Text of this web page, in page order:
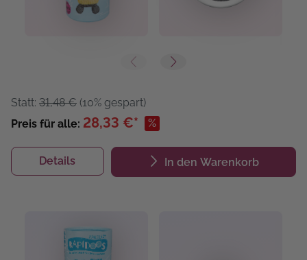
Statt: 31,48 € (10% gespart)
Preis für alle: 28,33 €* %
Details In den Warenkorb